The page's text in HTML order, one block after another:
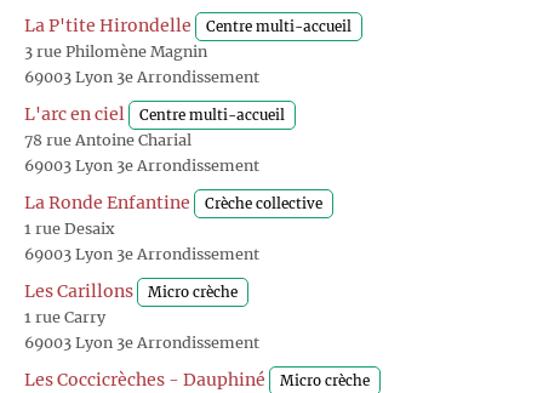
La P'tite Hirondelle Centre multi-accueil
3 rue Philomène Magnin
69003 Lyon 3e Arrondissement
L'arc en ciel Centre multi-accueil
78 rue Antoine Charial
69003 Lyon 3e Arrondissement
La Ronde Enfantine Crèche collective
1 rue Desaix
69003 Lyon 3e Arrondissement
Les Carillons Micro crèche
1 rue Carry
69003 Lyon 3e Arrondissement
Les Coccicrèches - Dauphiné Micro crèche